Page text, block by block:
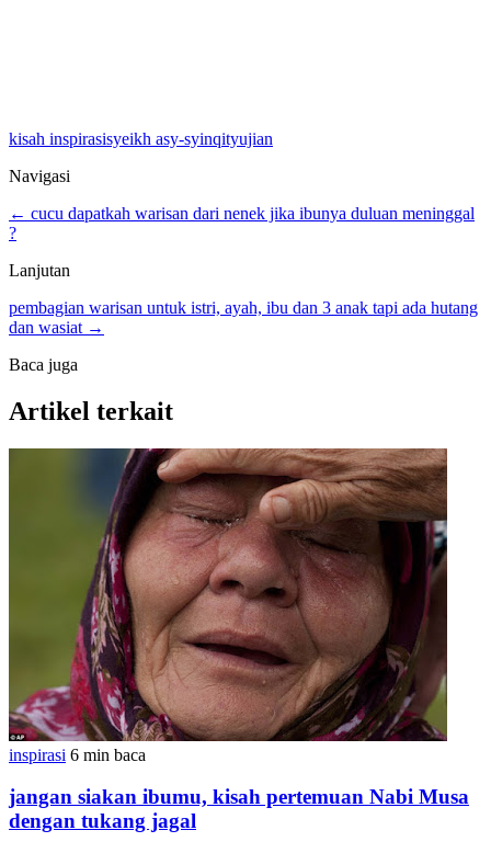
kisah inspirasisyeikh asy-syinqityujian
Navigasi
← cucu dapatkah warisan dari nenek jika ibunya duluan meninggal
?
Lanjutan
pembagian warisan untuk istri, ayah, ibu dan 3 anak tapi ada hutang
dan wasiat →
Baca juga
Artikel terkait
inspirasi 6 min baca
jangan siakan ibumu, kisah pertemuan Nabi Musa
dengan tukang jagal